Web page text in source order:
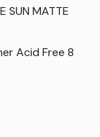
SUN MATTE
Acid Free 8